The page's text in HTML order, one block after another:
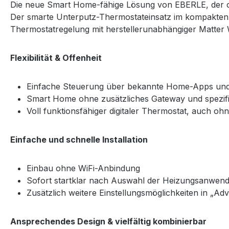
Die neue Smart Home-fähige Lösung von EBERLE, der
Der smarte Unterputz-Thermostateinsatz im
Thermostatregelung mit herstellerunabhängiger
Flexibilität & Offenheit
Einfache Steuerung über bekannte Home-Apps
Smart Home ohne zusätzliches Gateway und
Voll funktionsfähiger digitaler Thermostat, auch
Einfache und schnelle Installation
Einbau ohne WiFi-Anbindung
Sofort startklar nach Auswahl der
Zusätzlich weitere Einstellungsmöglichkeiten in
Ansprechendes Design & vielfältig kombinierbar